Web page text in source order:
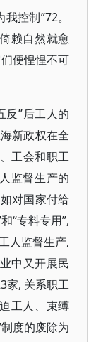
控制”72。
赖自然就愈
便惶惶不可
反”后工人的
新政权在全
工会和职工
监督生产的
对国家付给
“专料专用”,
人监督生产,
中又开展民
家, 关系职工
工人、束缚
度的废除为